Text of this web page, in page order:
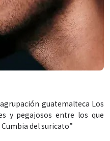
guatemalteca Los
y pegajosos entre los que
del suricato”